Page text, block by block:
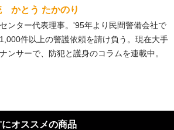
かとう たかのり
ンター代表理事。'95年より民間警備会社で
件以上の警護依頼を請け負う。現在大手
ンサーで、防犯と護身のコラムを連載中。
オススメの商品